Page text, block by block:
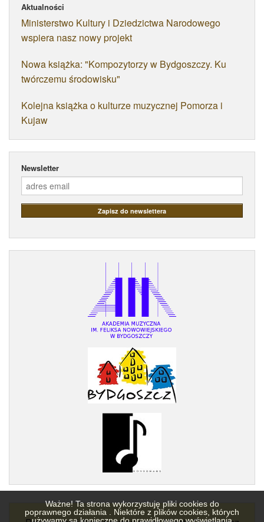
Aktualności
Ministerstwo Kultury i Dziedzictwa Narodowego
wspiera nasz nowy projekt
Nowa książka: "Kompozytorzy w Bydgoszczy. Ku
twórczemu środowisku"
Kolejna książka o kulturze muzycznej Pomorza i
Kujaw
Newsletter
Ważne! Ta strona wykorzystuję pliki cookies do
poprawnego działania . Niektóre z plików cookies, których